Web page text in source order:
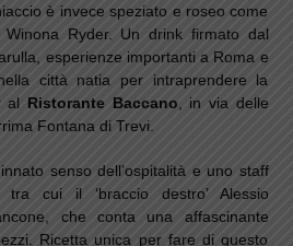
è invece speziato e roseo come
Winona Ryder. Un drink firmato dal
esperienze importanti a Roma e
città natia per intraprendere la
al Ristorante Baccano , in via delle
Fontana di Trevi.
senso dell’ospitalità e uno staff
tra cui il ‘braccio destro’ Alessio
che conta una affascinante
Ricetta unica per fare di questo